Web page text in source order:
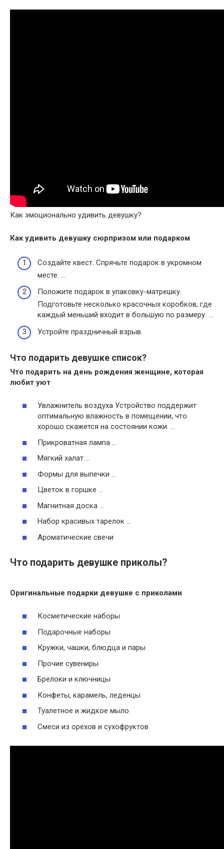
Как эмоционально удивить девушку?
Какудивить девушку сюрпризом или подарком
Создайте квест. Спрячьте подарок в укромном
месте. …
Положите подарок в упаковку-матрешку.
Подготовьте несколько красочных коробков, где
каждый меньший входит в большую по размеру. …
Устройте праздничный взрыв.
Что подарить девушке список?
Что подарить на день рождения женщине, которая
любит уют
Увлажнитель воздуха Устройство поддержит
оптимальную влажность в помещении, что
хорошо скажется на состоянии кожи. …
Прикроватная лампа …
Мягкий халат …
Формы для выпечки …
Цветок в горшке …
Магнитная доска …
Набор красивых тарелок …
Ароматические свечи
Что подарить девушке приколы?
Оригинальные подарки девушке с приколами
Косметические наборы
Подарочные наборы
Кружки, чашки, блюдца и пары
Прочие сувениры
Брелоки и ключницы
Конфеты, карамель, леденцы
Туалетное и жидкое мыло
Смеси из орехов и сухофруктов